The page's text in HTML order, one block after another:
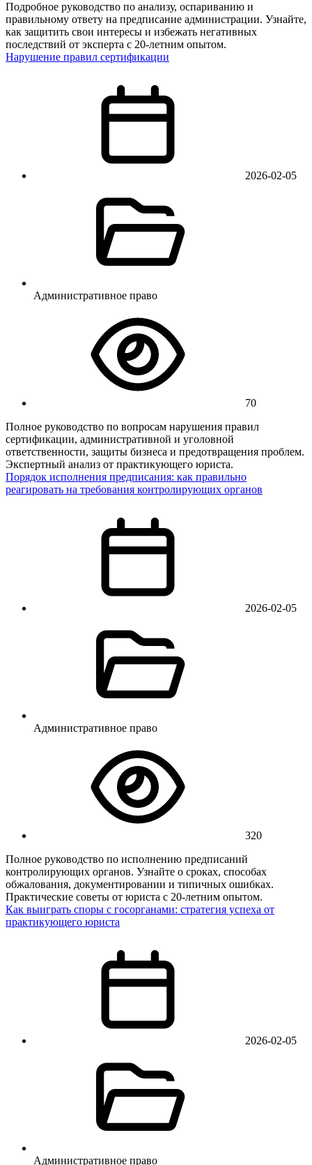
Подробное руководство по анализу, оспариванию и
правильному ответу на предписание администрации. Узнайте,
как защитить свои интересы и избежать негативных
последствий от эксперта с 20-летним опытом.
Нарушение правил сертификации
2026-02-05
Административное право
70
Полное руководство по вопросам нарушения правил
сертификации, административной и уголовной
ответственности, защиты бизнеса и предотвращения проблем.
Экспертный анализ от практикующего юриста.
Порядок исполнения предписания: как правильно
реагировать на требования контролирующих органов
2026-02-05
Административное право
320
Полное руководство по исполнению предписаний
контролирующих органов. Узнайте о сроках, способах
обжалования, документировании и типичных ошибках.
Практические советы от юриста с 20-летним опытом.
Как выиграть споры с госорганами: стратегия успеха от
практикующего юриста
2026-02-05
Административное право